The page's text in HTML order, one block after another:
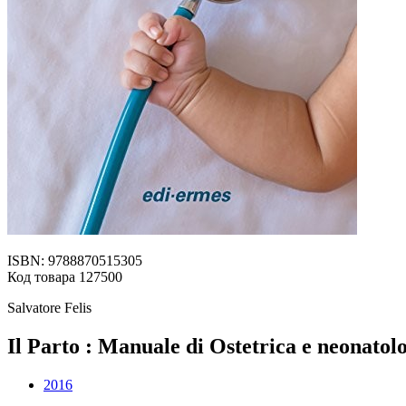
ISBN: 9788870515305
Код товара 127500
Salvatore Felis
Il Parto : Manuale di Ostetrica e
2016